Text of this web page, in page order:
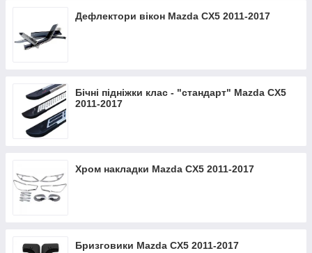
Дефлектори вікон Mazda CX5 2011-2017
Бічні підніжки клас - "стандарт" Mazda CX5
2011-2017
Хром накладки Mazda CX5 2011-2017
Бризговики Mazda CX5 2011-2017